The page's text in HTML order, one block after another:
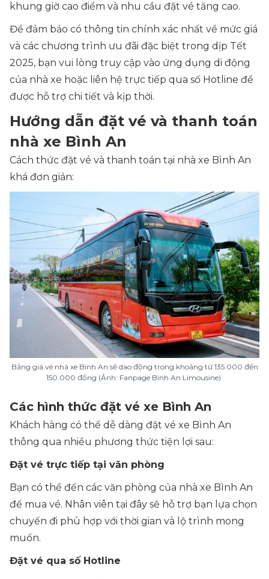
khung giờ cao điểm và nhu cầu đặt vé tăng cao.
Để đảm bảo có thông tin chính xác nhất về mức giá
và các chương trình ưu đãi đặc biệt trong dịp Tết
2025, bạn vui lòng truy cập vào ứng dụng di động
của nhà xe hoặc liên hệ trực tiếp qua số Hotline để
được hỗ trợ chi tiết và kịp thời.
Hướng dẫn đặt vé và thanh toán
nhà xe Bình An
Cách thức đặt vé và thanh toán tại nhà xe Bình An
khá đơn giản:
Bảng giá vé nhà xe Bình An sẽ dao động trong khoảng từ 135.000 đến
150.000 đồng (Ảnh: Fanpage Bình An Limousine)
Các hình thức đặt vé xe Bình An
Khách hàng có thể dễ dàng đặt vé xe Bình An
thông qua nhiều phương thức tiện lợi sau:
Đặt vé trực tiếp tại văn phòng
Bạn có thể đến các văn phòng của nhà xe Bình An
để mua vé. Nhân viên tại đây sẽ hỗ trợ bạn lựa chọn
chuyến đi phù hợp với thời gian và lộ trình mong
muốn.
Đặt vé qua số Hotline